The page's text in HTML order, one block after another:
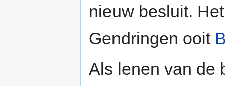
nieuw besluit.
Gendringen ooit
Als lenen van de